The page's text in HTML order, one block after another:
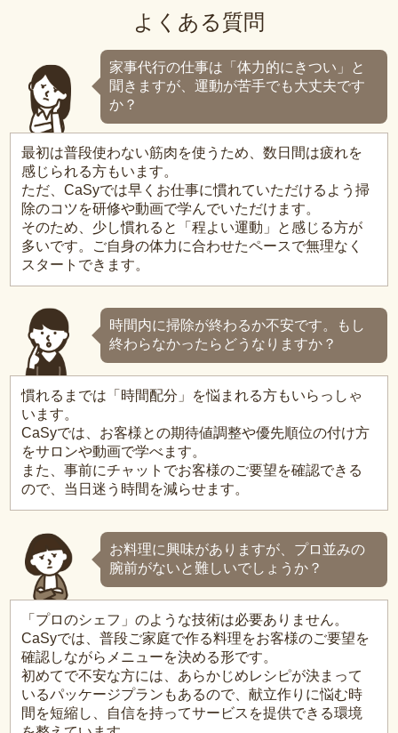
よくある質問
家事代行の仕事は「体力的にきつい」と
聞きますが、運動が苦手でも大丈夫です
か？
最初は普段使わない筋肉を使うため、数日間は疲れを
感じられる方もいます。
ただ、CaSyでは早くお仕事に慣れていただけるよう掃
除のコツを研修や動画で学んでいただけます。
そのため、少し慣れると「程よい運動」と感じる方が
多いです。ご自身の体力に合わせたペースで無理なく
スタートできます。
時間内に掃除が終わるか不安です。もし
終わらなかったらどうなりますか？
慣れるまでは「時間配分」を悩まれる方もいらっしゃ
います。
CaSyでは、お客様との期待値調整や優先順位の付け方
をサロンや動画で学べます。
また、事前にチャットでお客様のご要望を確認できる
ので、当日迷う時間を減らせます。
お料理に興味がありますが、プロ並みの
腕前がないと難しいでしょうか？
「プロのシェフ」のような技術は必要ありません。
CaSyでは、普段ご家庭で作る料理をお客様のご要望を
確認しながらメニューを決める形です。
初めてで不安な方には、あらかじめレシピが決まって
いるパッケージプランもあるので、献立作りに悩む時
間を短縮し、自信を持ってサービスを提供できる環境